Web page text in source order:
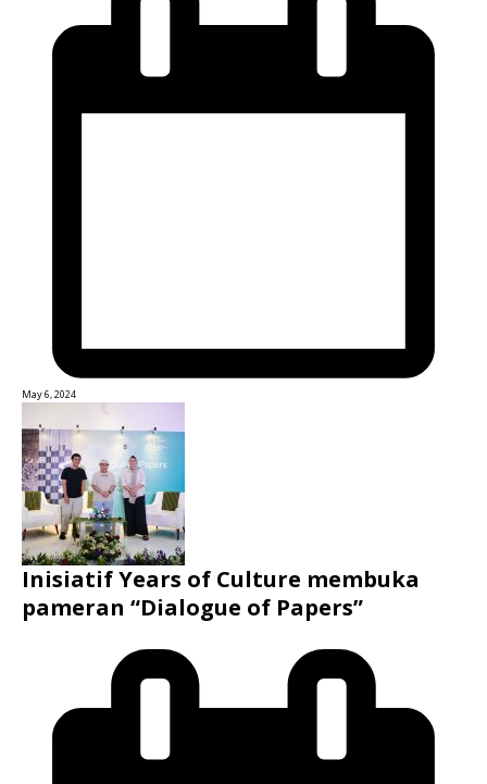
May 6, 2024
Inisiatif Years of Culture membuka
pameran “Dialogue of Papers”